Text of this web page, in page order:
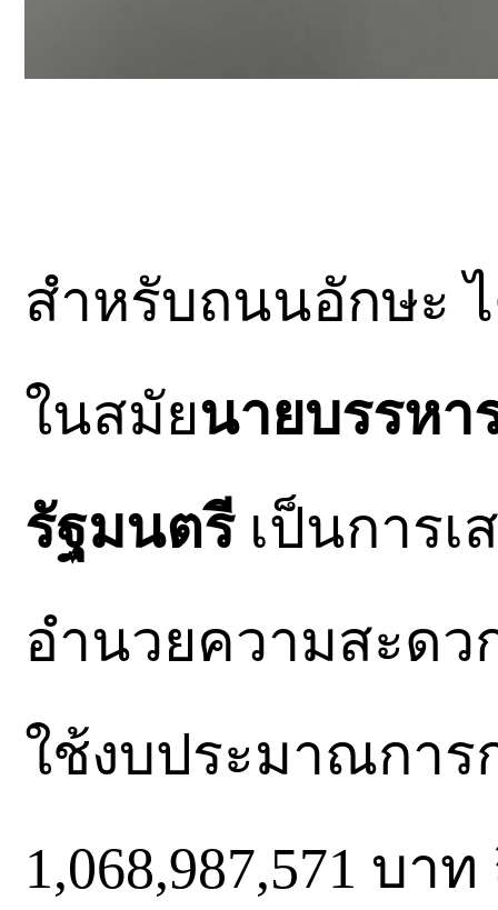
สำหรับถนนอักษะ
ในสมัยนายบรรหา
รัฐมนตรีเป็นการเ
อำนวยความสะด
ใช้งบประมาณการ
1,068,987,571 บ